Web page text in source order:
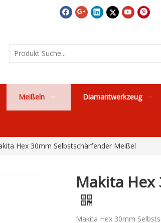
Meißeln Diamantwerkzeug
Hex 30mm Selbstschärfender Meißel
Makita
Makita Hex 30mm